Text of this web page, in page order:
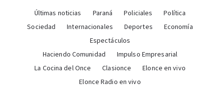
Últimas noticias Paraná Policiales
Política
Sociedad
Internacionales Deportes
Economía
Espectáculos
Haciendo Comunidad
Impulso Empresarial
La Cocina del Once
Clasionce
Elonce en vivo
Elonce Radio en vivo